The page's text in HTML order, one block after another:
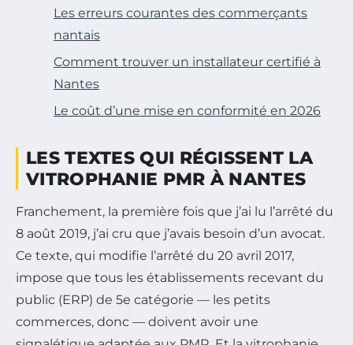
Les erreurs courantes des commerçants
nantais
Comment trouver un installateur certifié à
Nantes
Le coût d’une mise en conformité en 2026
LES TEXTES QUI RÉGISSENT LA
VITROPHANIE PMR À NANTES
Franchement, la première fois que j’ai lu l’arrêté du
8 août 2019, j’ai cru que j’avais besoin d’un avocat.
Ce texte, qui modifie l’arrêté du 20 avril 2017,
impose que tous les établissements recevant du
public (ERP) de 5e catégorie — les petits
commerces, donc — doivent avoir une